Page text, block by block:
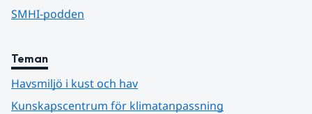
SMHI-podden
Teman
Havsmiljö i kust och hav
Kunskapscentrum för klimatanpassning